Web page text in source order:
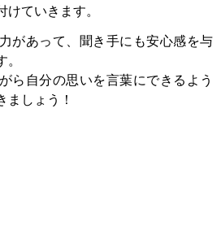
ていきます。
があって、聞き手にも安心感を与
ら自分の思いを言葉にできるよう
ましょう！